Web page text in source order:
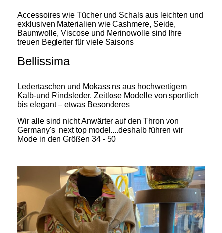
Accessoires wie Tücher und Schals aus leichten und
exklusiven Materialien wie Cashmere, Seide,
Baumwolle, Viscose und Merinowolle sind Ihre
treuen Begleiter für viele Saisons
Bellissima
Ledertaschen und Mokassins aus hochwertigem
Kalb-und Rindsleder. Zeitlose Modelle von sportlich
bis elegant – etwas Besonderes
Wir alle sind nicht Anwärter auf den Thron von
Germany's next top model....deshalb führen wir
Mode in den Größen 34 - 50